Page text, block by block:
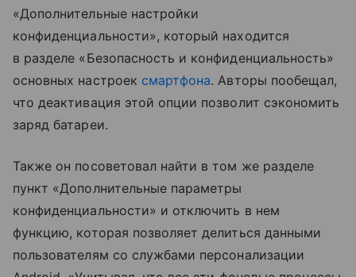
«Дополнительные настройки
конфиденциальности», который находится
в разделе «Безопасность и конфиденциальность»
основных настроек смартфона. Авторы пообещал,
что деактивация этой опции позволит сэкономить
заряд батареи.
Также он посоветовал найти в том же разделе
пункт «Дополнительные параметры
конфиденциальности» и отключить в нем
функцию, которая позволяет делиться данными
пользователям со службами персонализации